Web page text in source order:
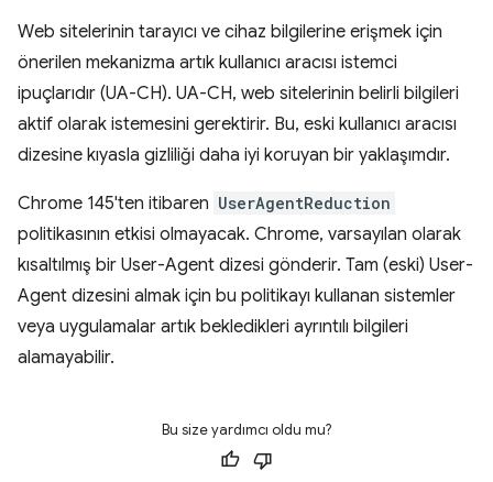
Web sitelerinin tarayıcı ve cihaz bilgilerine erişmek için
önerilen mekanizma artık kullanıcı aracısı istemci
ipuçlarıdır (UA-CH). UA-CH, web sitelerinin belirli bilgileri
aktif olarak istemesini gerektirir. Bu, eski kullanıcı aracısı
dizesine kıyasla gizliliği daha iyi koruyan bir yaklaşımdır.
Chrome 145'ten itibaren UserAgentReduction
politikasının etkisi olmayacak. Chrome, varsayılan olarak
kısaltılmış bir User-Agent dizesi gönderir. Tam (eski) User-
Agent dizesini almak için bu politikayı kullanan sistemler
veya uygulamalar artık bekledikleri ayrıntılı bilgileri
alamayabilir.
Bu size yardımcı oldu mu?